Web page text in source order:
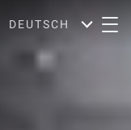
DEUTSCH